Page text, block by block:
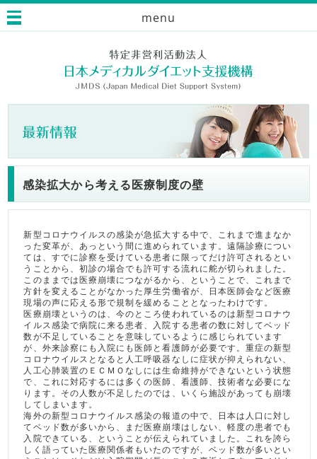
menu
感染拡大から考える医療制度の壁
新型コロナウイルスの感染が急拡大する中で、これまで進まなか
った変革が、あっという間に進められています。遠隔診療につい
ては、すでに診察を受けている患者に限ってだけ許可されるとい
うことから、初診の場合でも許可する流れに舵が切られました。
このままでは医療崩壊につながるから、ということで、これまで
方針を変えることがなかった厚生労働省が、日本医師会など医療
現場の声に応える形で規制を緩めることとなったわけです。
医療崩壊というのは、今のところ使われているのは新型コロナウ
イルス感染で病院に来る患者、入院する患者の数に対してベッド
数が不足していることを意味しているように感じられています
が、外来診察にも入院にも医師と看護師が必要です。重症の新型
コロナウイルスとなると人工呼吸器なしに症状が抑えられない、
人工心肺装置のＥＣＭＯなしには生命維持ができないという状態
で、これに対応するには多くの医師、看護師、技術者な必要にな
ります。その人数が不足したのでは、いくら施設があっても崩壊
してしまいます。
海外の新型コロナウイルス感染の報道の中で、日本は人口に対し
てベッド数が多いから、まだ医療崩壊はしない、軽度の患者でも
入院できている、ということが伝えられていました。これを誇ら
しく語っていた医療関係者もいたのですが、ベッド数が多いとい